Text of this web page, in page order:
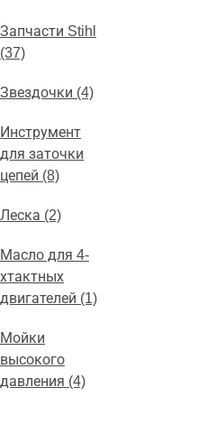
Запчасти Stihl
(37)
Звездочки (4)
Инструмент
для заточки
цепей (8)
Леска (2)
Масло для 4-
хтактных
двигателей (1)
Мойки
высокого
давления (4)